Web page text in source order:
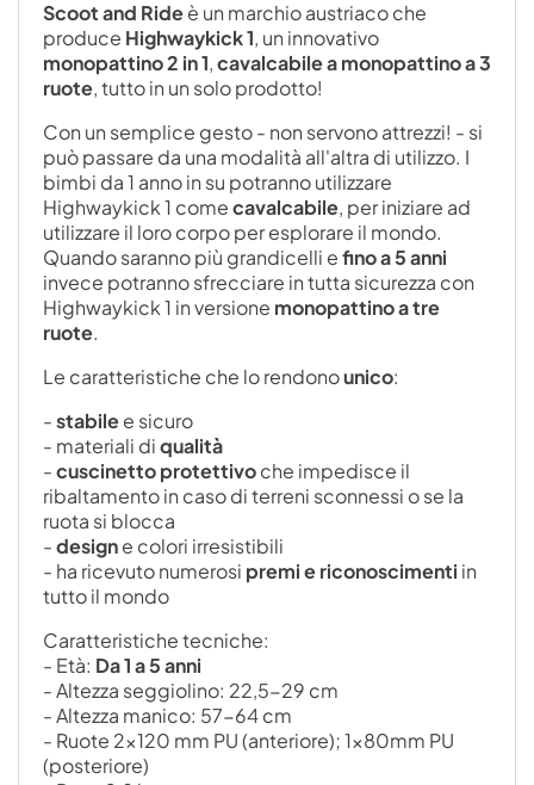
Scoot and Rideè un marchio austriaco che
produce Highwaykick 1, un innovativo
monopattino 2 in 1,cavalcabile a monopattino a 3
ruote, tutto in un solo prodotto!
Con un semplice gesto - non servono attrezzi! - si
può passare da una modalità all'altra di utilizzo. I
bimbi da 1 anno in su potranno utilizzare
Highwaykick 1 comecavalcabile, per iniziare ad
utilizzare il loro corpo per esplorare il mondo.
Quando saranno più grandicelli efino a 5 anni
invece potranno sfrecciare in tutta sicurezza con
Highwaykick 1 in versione monopattino a tre
ruote.
Le caratteristiche che lo rendonounico:
-stabilee sicuro
- materiali diqualità
-cuscinetto protettivoche impedisce il
ribaltamento in caso di terreni sconnessi o se la
ruota si blocca
-designe colori irresistibili
- ha ricevuto numerosi premi e riconoscimenti in
tutto il mondo
Caratteristiche tecniche:
- Età: Da 1 a 5 anni
- Altezza seggiolino: 22,5-29 cm
- Altezza manico: 57-64 cm
- Ruote 2x120 mm PU (anteriore); 1x80mm PU
(posteriore)